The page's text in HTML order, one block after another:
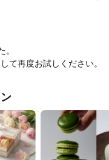
て再度お試しください。